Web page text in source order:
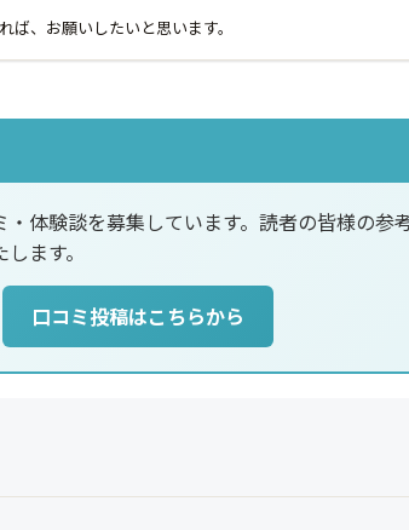
、お願いしたいと思います。
体験談を募集しています。読者の皆様の参
ます。
口コミ投稿はこちらから